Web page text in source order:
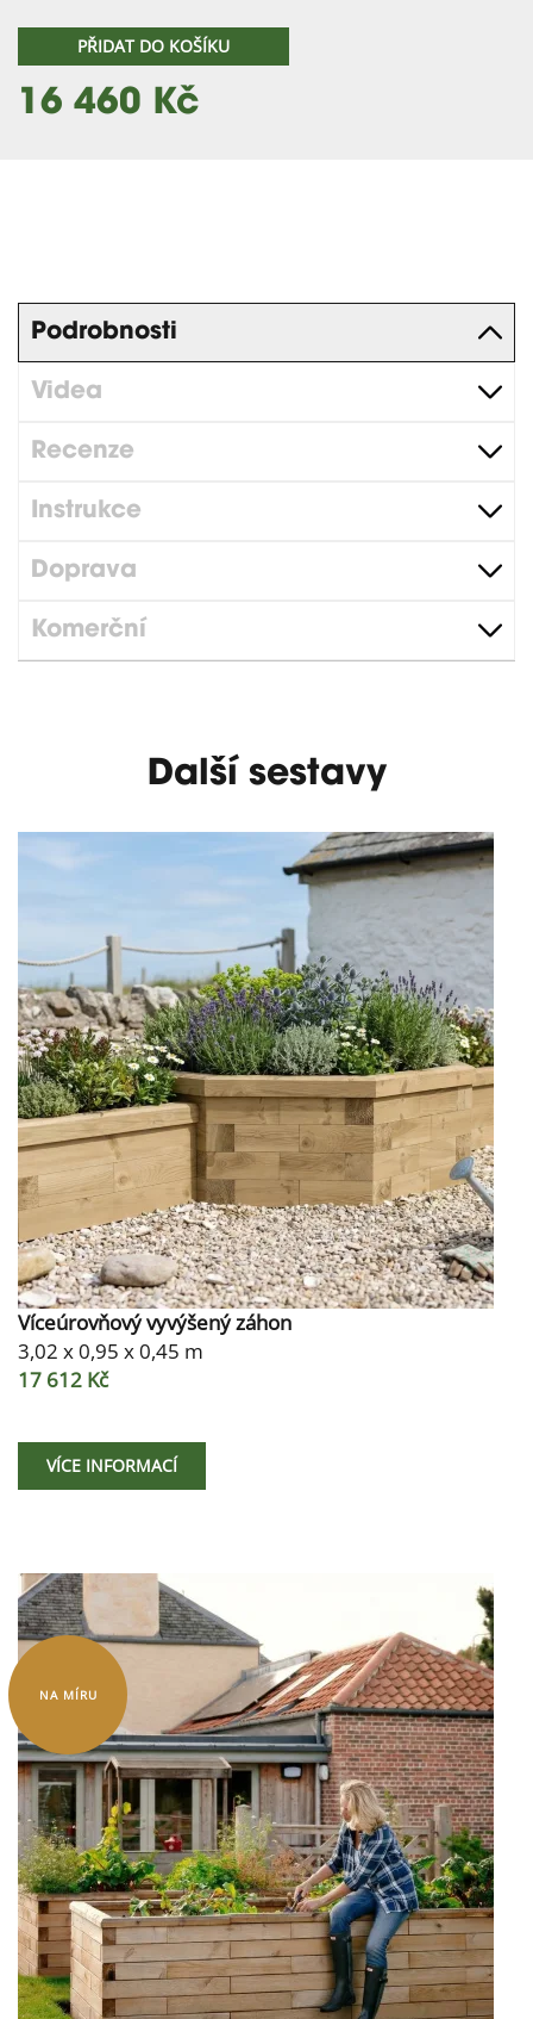
PŘIDAT DO KOŠÍKU
16 460 Kč
Podrobnosti
Videa
Recenze
Instrukce
Doprava
Komerční
Další sestavy
Víceúrovňový vyvýšený záhon
3,02 x 0,95 x 0,45 m
17 612 Kč
VÍCE INFORMACÍ
NA MÍRU